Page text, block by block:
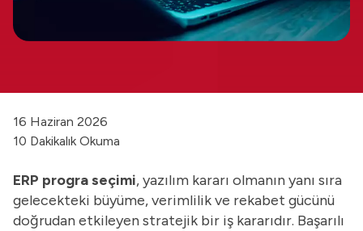
16 Haziran 2026
10 Dakikalık Okuma
ERP progra seçimi, yazılım kararı olmanın yanı sıra
gelecekteki büyüme, verimlilik ve rekabet gücünü
doğrudan etkileyen stratejik bir iş kararıdır. Başarılı